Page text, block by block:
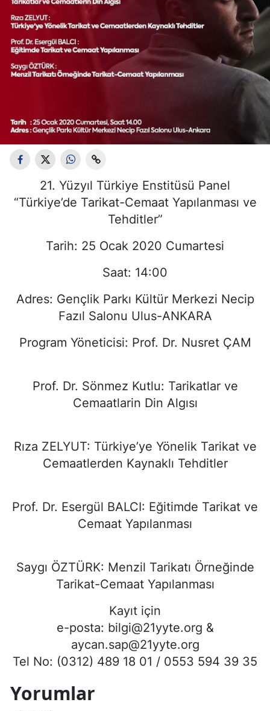
21. Yüzyıl Türkiye Enstitüsü Panel
“Türkiye’de Tarikat-Cemaat Yapılanması ve
Tehditler”
Tarih: 25 Ocak 2020 Cumartesi
Saat: 14:00
Adres: Gençlik Parkı Kültür Merkezi Necip
Fazıl Salonu Ulus-ANKARA
Program Yöneticisi: Prof. Dr. Nusret ÇAM
Prof. Dr. Sönmez Kutlu: Tarikatlar ve
Cemaatlarin Din Algısı
Rıza ZELYUT: Türkiye’ye Yönelik Tarikat ve
Cemaatlerden Kaynaklı Tehditler
Prof. Dr. Esergül BALCI: Eğitimde Tarikat ve
Cemaat Yapılanması
Saygı ÖZTÜRK: Menzil Tarikatı Örneğinde
Tarikat-Cemaat Yapılanması
Kayıt için
e-posta: bilgi@21yyte.org &
aycan.sap@21yyte.org
Tel No: (0312) 489 18 01 / 0553 594 39 35
Yorumlar